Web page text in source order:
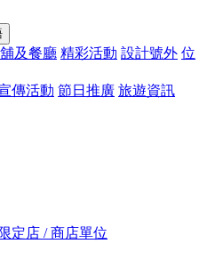
及餐廳 精彩活動 設計號外 位
傳活動 節日推廣 旅遊資訊
定店 / 商店單位